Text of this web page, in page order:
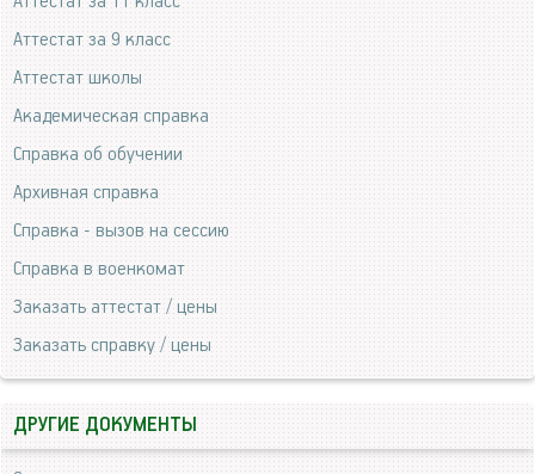
Аттестат за 9 класс
Аттестат школы
Академическая справка
Справка об обучении
Архивная справка
Справка - вызов на сессию
Справка в военкомат
Заказать аттестат / цены
Заказать справку / цены
ДРУГИЕ ДОКУМЕНТЫ